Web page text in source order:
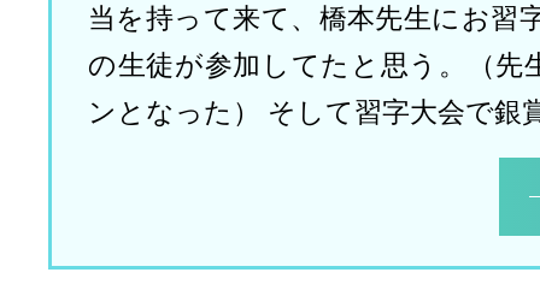
当を持って来て、橋本先生にお習
の生徒が参加してたと思う。（先
ンとなった） そして習字大会で銀